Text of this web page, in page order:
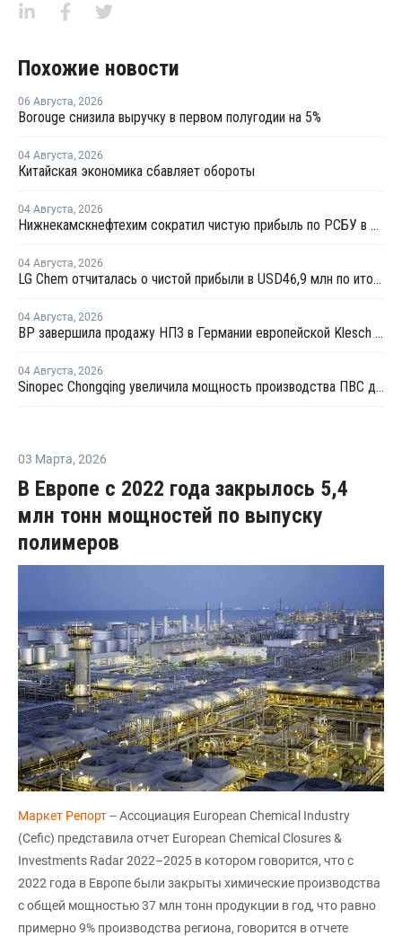
Похожие новости
06 Августа, 2026
Borouge снизила выручку в первом полугодии на 5%
04 Августа, 2026
Китайская экономика сбавляет обороты
04 Августа, 2026
Нижнекамскнефтехим сократил чистую прибыль по РСБУ в 15 раз в первом полугодии
04 Августа, 2026
LG Chem отчиталась о чистой прибыли в USD46,9 млн по итогам второго квартала 2026 года
04 Августа, 2026
BP завершила продажу НПЗ в Германии европейской Klesch Group
04 Августа, 2026
Sinopec Chongqing увеличила мощность производства ПВС до 210 тысяч тонн
03 Марта, 2026
В Европе с 2022 года закрылось 5,4
млн тонн мощностей по выпуску
полимеров
Маркет Репорт-- Ассоциация European Chemical Industry
(Cefic) представила отчет European Chemical Closures &
Investments Radar 2022–2025 в котором говорится, что с
2022 года в Европе были закрыты химические производства
с общей мощностью 37 млн тонн продукции в год, что равно
примерно 9% производства региона, говорится в отчете